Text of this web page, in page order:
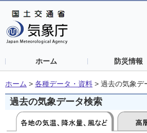
ホーム 防災情報
ホーム > 各種データ・資料 > 過去の気象デ
過去の気象データ検索